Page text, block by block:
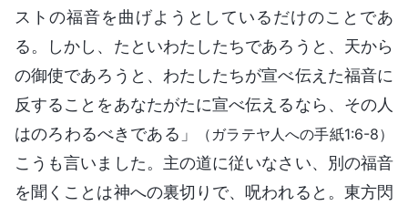
ストの福音を曲げようとしているだけのことであ
る。しかし、たといわたしたちであろうと、天から
の御使であろうと、わたしたちが宣べ伝えた福音に
反することをあなたがたに宣べ伝えるなら、その人
はのろわるべきである」
（ガラテヤ人への手紙1:6-8）
こうも言いました。主の道に従いなさい、別の福音
を聞くことは神への裏切りで、呪われると。東方閃